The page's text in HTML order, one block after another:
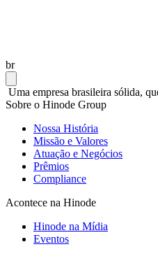
br
Uma empresa brasileira sólida,
Sobre o Hinode Group
Nossa História
Missão e Valores
Atuação e Negócios
Prêmios
Compliance
Acontece na Hinode
Hinode na Mídia
Eventos